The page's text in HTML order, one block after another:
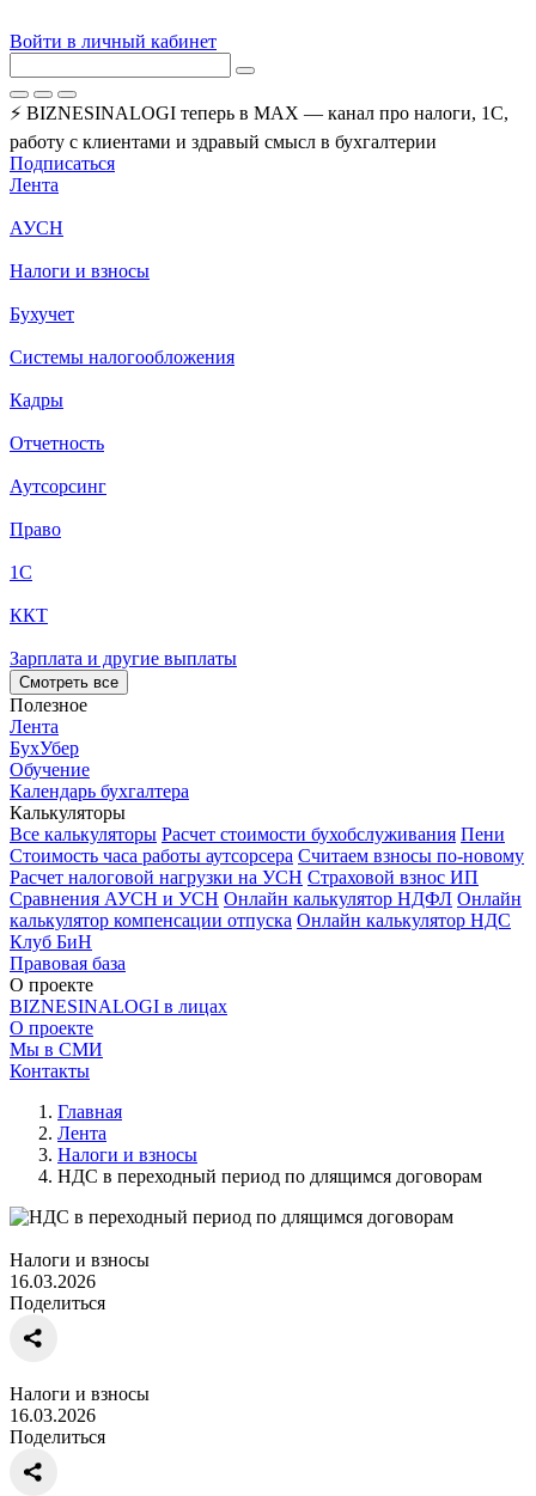
Войти в личный кабинет
⚡ BIZNESINALOGI теперь в MAX — канал про налоги, 1С,
работу с клиентами и здравый смысл в бухгалтерии
Подписаться
Лента
АУСН
Налоги и взносы
Бухучет
Системы налогообложения
Кадры
Отчетность
Аутсорсинг
Право
1С
ККТ
Зарплата и другие выплаты
Смотреть все
Полезное
Лента
БухУбер
Обучение
Календарь бухгалтера
Калькуляторы
Все калькуляторы Расчет стоимости бухобслуживания Пени
Стоимость часа работы аутсорсера Считаем взносы по-новому
Расчет налоговой нагрузки на УСН Страховой взнос ИП
Сравнения АУСН и УСН Онлайн калькулятор НДФЛ Онлайн
калькулятор компенсации отпуска Онлайн калькулятор НДС
Клуб БиН
Правовая база
О проекте
BIZNESINALOGI в лицах
О проекте
Мы в СМИ
Контакты
Главная
Лента
Налоги и взносы
НДС в переходный период по длящимся договорам
Налоги и взносы
16.03.2026
Поделиться
Налоги и взносы
16.03.2026
Поделиться